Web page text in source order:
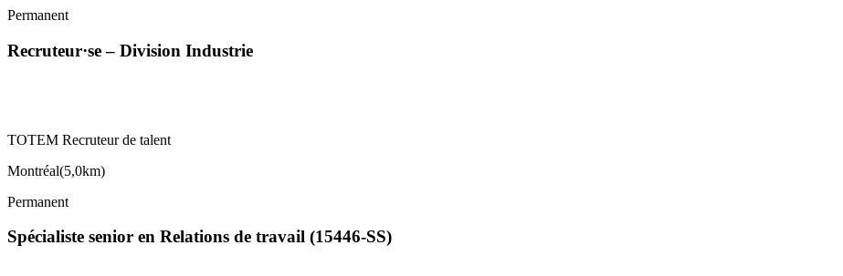
Permanent
Recruteur·se – Division Industrie
TOTEM Recruteur de talent
Montréal(5,0km)
Permanent
Spécialiste senior en Relations de travail (15446-SS)